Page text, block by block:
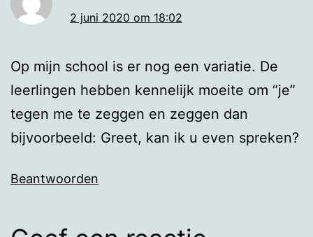
2 juni 2020 om 18:02
Op mijn school is er nog een variatie. De
leerlingen hebben kennelijk moeite om “je”
tegen me te zeggen en zeggen dan
bijvoorbeeld: Greet, kan ik u even spreken?
Beantwoorden